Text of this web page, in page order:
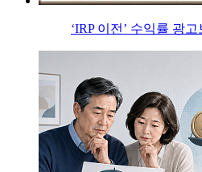
‘IRP 이전’ 수익률 광